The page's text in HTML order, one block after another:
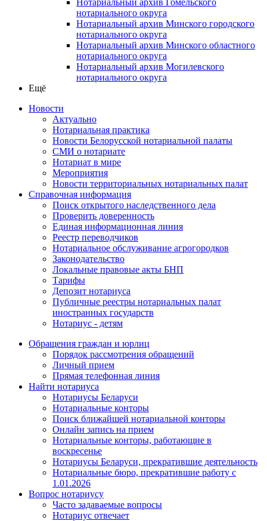
нотариального округа
Нотариальный архив Минского городского
нотариального округа
Нотариальный архив Минского областного
нотариального округа
Нотариальный архив Могилевского
нотариального округа
Ещё
Новости
Актуально
Нотариальная практика
Новости Белорусской нотариальной палаты
СМИ о нотариате
Нотариат в мире
Мероприятия
Новости территориальных нотариальных палат
Справочная информация
Поиск открытого наследственного дела
Проверить доверенность
Единая информационная линия
Реестр переводчиков
Нотариальное обслуживание агрогородков
Законодательство
Локальные правовые акты БНП
Тарифы
Депозит нотариуса
Публичные реестры нотариальных палат
иностранных государств
Нотариус - детям
Обращения граждан и юрлиц
Порядок рассмотрения обращений
Личный прием
Прямая телефонная линия
Найти нотариуса
Нотариусы Беларуси
Нотариальные конторы
Поиск ближайшей нотариальной конторы
Онлайн запись на прием
Нотариальные конторы, работающие в
воскресенье
Нотариусы Беларуси, прекратившие деятельность
Нотариальные бюро, прекратившие работу с
1.01.2026
Вопрос нотариусу
Часто задаваемые вопросы
Нотариус отвечает